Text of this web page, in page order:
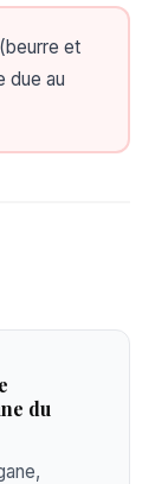
et
due au
du